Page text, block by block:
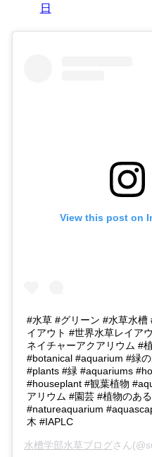
日
View this post on
#水草 #グリーン #水草水槽
イアウト #世界水草レイア
ネイチャーアクアリウム #
#botanical #aquarium #緑
#plants #緑 #aquariums
#houseplant #観葉植物
アリウム #園芸 #植物のあ
#natureaquarium
木 #IAPLC
水槽学部水草ブログさん